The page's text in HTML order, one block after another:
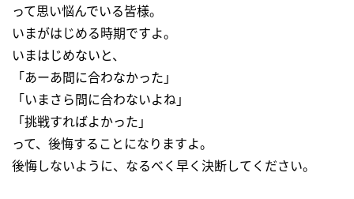
って思い悩んでいる皆様。
いまがはじめる時期ですよ。
いまはじめないと、
「あーあ間に合わなかった」
「いまさら間に合わないよね」
「挑戦すればよかった」
って、後悔することになりますよ。
後悔しないように、なるべく早く決断してください。